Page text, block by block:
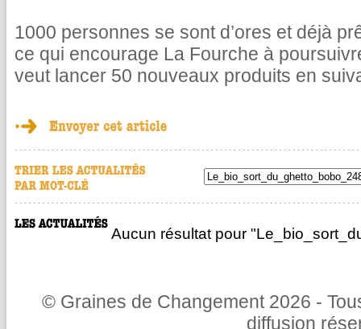
1000 personnes se sont d’ores et déjà
ce qui encourage La Fourche à
veut lancer 50 nouveaux produits en
Aucun résultat pour
© Graines de Changement 2026 -
diffusion